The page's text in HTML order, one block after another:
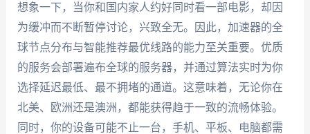
想象一下，当你和国内家人约好同时看一部电影，却因
为缓冲而不断暂停讨论，兴致全无。因此，加速器的全
球节点分布与智能推荐最优线路的能力至关重要。优质
的服务会部署遍布全球的服务器，并通过算法实时为你
选择延迟最低、最不拥堵的通道。这意味着，无论你在
北美、欧洲还是澳洲，都能获得趋于一致的流畅体验。
同时，你的设备可能不止一台，手机、平板、电脑都需